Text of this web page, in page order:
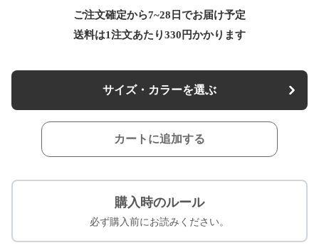
送料は1注文あたり
円かかります
カートに追加する
必ず購入前にお読みください。